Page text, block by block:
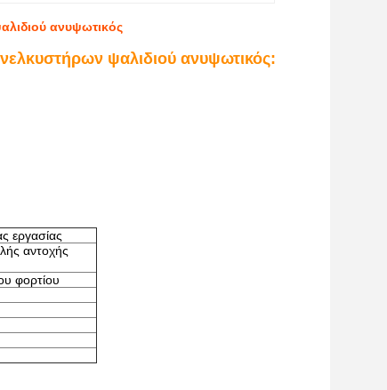
ανυψωτικός
ψαλιδιού ανυψωτικός:
εργασίας
αντοχής
φορτίου